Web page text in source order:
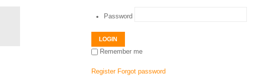
Password
LOGIN
Remember me
Register Forgot password